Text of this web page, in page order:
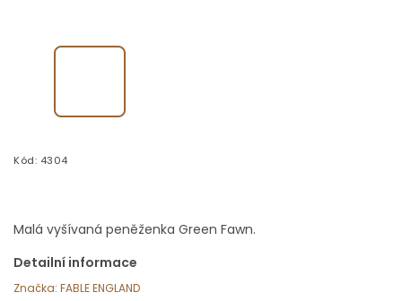
Kód: 4304
Malá vyšívaná peněženka Green Fawn.
Detailní informace
Značka: FABLE ENGLAND